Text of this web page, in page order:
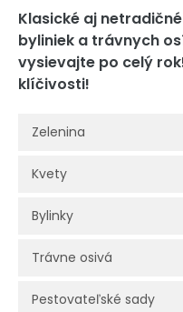
Klasické aj
byliniek a trávnych
vysievajte po celý
klíčivosti!
Zelenina
Kvety
Bylinky
Trávne osivá
Pestovateľské sady